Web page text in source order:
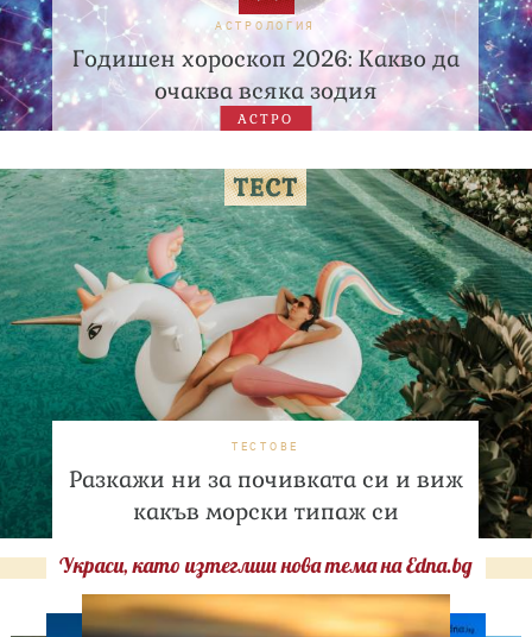
АСТРОЛОГИЯ
Годишен хороскоп 2026: Какво да
очаква всяка зодия
АСТРО
ТЕСТОВЕ
Разкажи ни за почивката си и виж
какъв морски типаж си
Украси, като изтеглиш нова тема на Edna.bg